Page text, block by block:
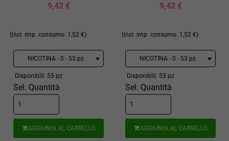
9,42 €
(incl. imp. consumo: 1,52 €)
Disponibili: 55 pz
Sel. Quantità
AGGIUNGI AL CARRELLO
9,42 €
(incl. imp. consumo: 1,52 €)
Disponibili: 53 pz
Sel. Quantità
AGGIUNGI AL CARRELLO